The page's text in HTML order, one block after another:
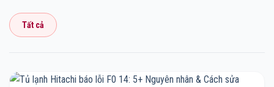
Tất cả